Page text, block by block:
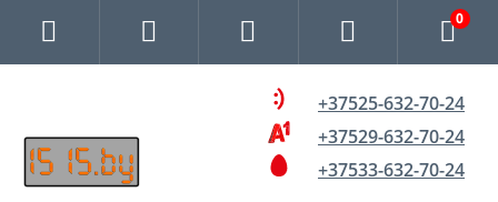
0
+37525-632-70-24
+37529-632-70-24
+37533-632-70-24